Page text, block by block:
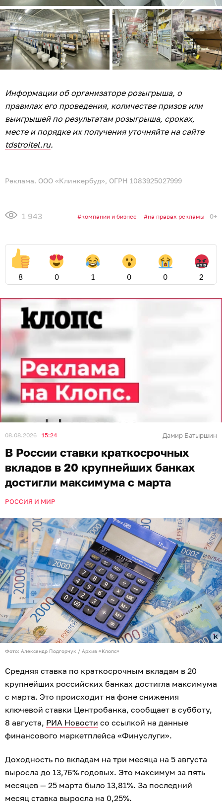
Информации об организаторе розыгрыша, о
правилах его проведения, количестве призов или
выигрышей по результатам розыгрыша, сроках,
месте и порядке их получения уточняйте на сайте
tdstroitel.ru.
Реклама. ООО «Клинкербуд», ОГРН 1083925027999
1 943 компании и бизнес на правах рекламы 0+
8 0 1 0 0 2
08.08.2026 15:24 Дамир Батыршин
В России ставки краткосрочных
вкладов в 20 крупнейших банках
достигли максимума с марта
РОССИЯ И МИР
Фото: Александр Подгорчук / Архив «Клопс»
Средняя ставка по краткосрочным вкладам в 20
крупнейших российских банках достигла максимума
с марта. Это происходит на фоне снижения
ключевой ставки Центробанка, сообщает в субботу,
8 августа, РИА Новости со ссылкой на данные
финансового маркетплейса «Финуслуги».
Доходность по вкладам на три месяца на 5 августа
выросла до 13,76% годовых. Это максимум за пять
месяцев — 25 марта было 13,81%. За последний
месяц ставка выросла на 0,25%.